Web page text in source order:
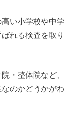
い小学校や中学
ばれる検査を取り
・整体院など、
のかどうかがわ